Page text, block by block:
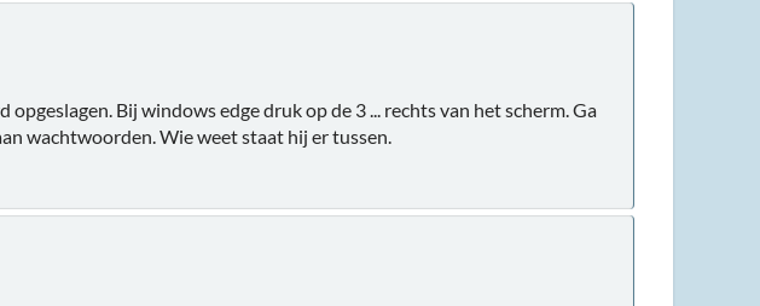
Bij windows edge druk op de 3 ... rechts van het scherm. Ga
wachtwoorden. Wie weet staat hij er tussen.